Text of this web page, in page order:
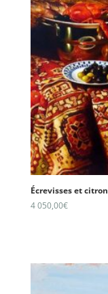
Écrevisses et citron
4 050,00€